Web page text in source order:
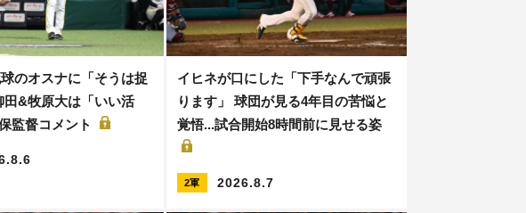
のオスナに「そうは捉
田&牧原大は「いい活
監督コメント
イヒネが口にした「下手なんで頑張
ります」 球団が見る4年目の苦悩と
覚悟...試合開始8時間前に見せる姿
2軍 2026.8.7